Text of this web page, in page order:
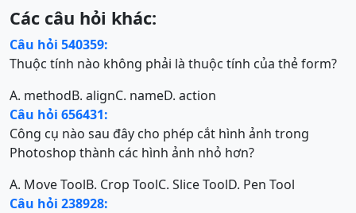
Các câu hỏi khác:
Câu hỏi 540359:
Thuộc tính nào không phải là thuộc tính của thẻ form?
A. methodB. alignC. nameD. action
Câu hỏi 656431:
Công cụ nào sau đây cho phép cắt hình ảnh trong
Photoshop thành các hình ảnh nhỏ hơn?
A. Move ToolB. Crop ToolC. Slice ToolD. Pen Tool
Câu hỏi 238928: